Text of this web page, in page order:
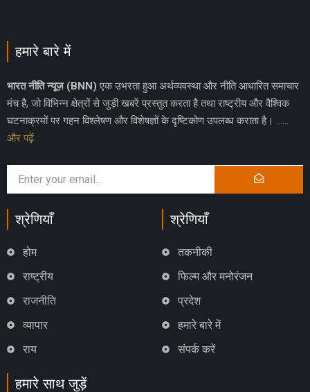
हमारे बारे में
भारत नीति न्यूज़ (BNN) एक उभरता हुआ अर्थव्यवस्था और नीति आधारित समाचार
मंच है, जो विभिन्न क्षेत्रों से जुड़ी खबरें प्रस्तुत करता है तथा राष्ट्रीय और वैश्विक
घटनाक्रमों पर गहन विश्लेषण और विशेषज्ञों के दृष्टिकोण उपलब्ध कराता है। ……
और पढ़ें
श्रेणियाँ
होम
राष्ट्रीय
राजनीति
व्यापार
राय
श्रेणियाँ
तकनीकी
फिल्म और मनोरंजन
प्रदेश
हमारे बारे में
संपर्क करें
हमारे साथ जुड़ें